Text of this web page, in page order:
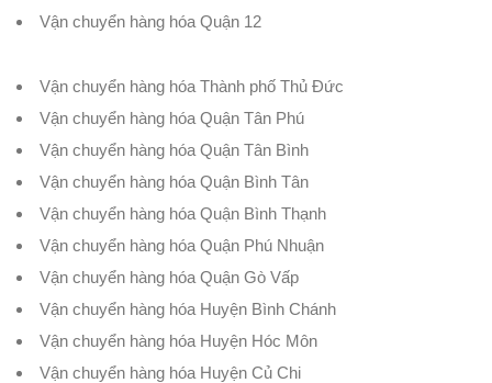
Vận chuyển hàng hóa Quận 12
Vận chuyển hàng hóa Thành phố Thủ Đức
Vận chuyển hàng hóa Quận Tân Phú
Vận chuyển hàng hóa Quận Tân Bình
Vận chuyển hàng hóa Quận Bình Tân
Vận chuyển hàng hóa Quận Bình Thạnh
Vận chuyển hàng hóa Quận Phú Nhuận
Vận chuyển hàng hóa Quận Gò Vấp
Vận chuyển hàng hóa Huyện Bình Chánh
Vận chuyển hàng hóa Huyện Hóc Môn
Vận chuyển hàng hóa Huyện Củ Chi